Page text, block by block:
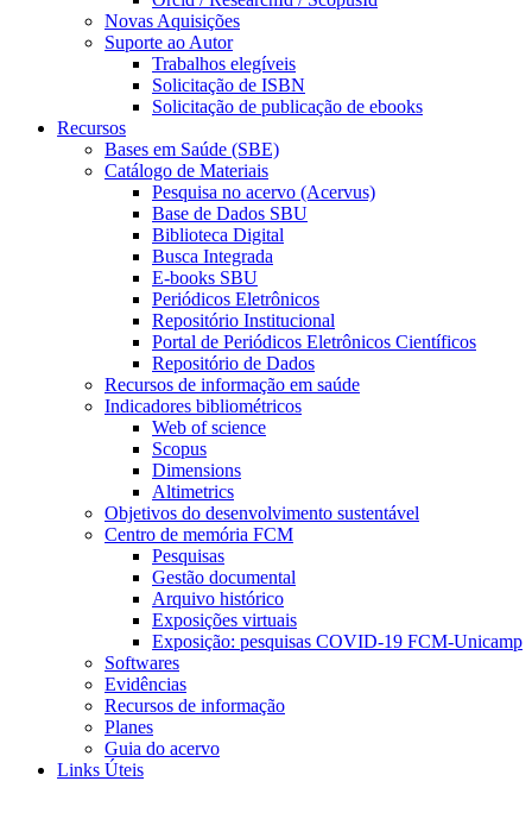
Novas Aquisições
Suporte ao Autor
Trabalhos elegíveis
Solicitação de ISBN
Solicitação de publicação de ebooks
Recursos
Bases em Saúde (SBE)
Catálogo de Materiais
Pesquisa no acervo (Acervus)
Base de Dados SBU
Biblioteca Digital
Busca Integrada
E-books SBU
Periódicos Eletrônicos
Repositório Institucional
Portal de Periódicos Eletrônicos Científicos
Repositório de Dados
Recursos de informação em saúde
Indicadores bibliométricos
Web of science
Scopus
Dimensions
Altimetrics
Objetivos do desenvolvimento sustentável
Centro de memória FCM
Pesquisas
Gestão documental
Arquivo histórico
Exposições virtuais
Exposição: pesquisas COVID-19 FCM-Unicamp
Softwares
Evidências
Recursos de informação
Planes
Guia do acervo
Links Úteis